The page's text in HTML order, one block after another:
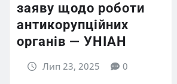
заяву щодо роботи
антикорупційних
органів — УНІАН
Лип 23, 2025 0